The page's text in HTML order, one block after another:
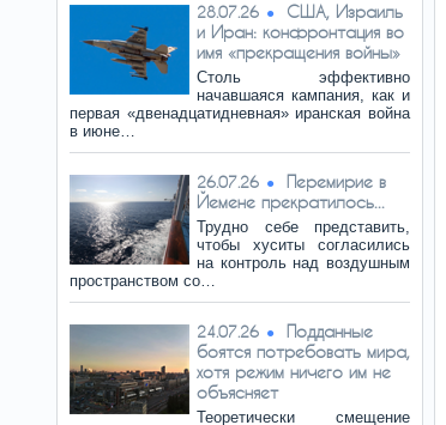
28.07.26
США, Израиль
и Иран: конфронтация во
имя «прекращения войны»
Столь эффективно
начавшаяся кампания, как и
первая «двенадцатидневная» иранская война
в июне…
26.07.26
Перемирие в
Йемене прекратилось...
Трудно себе представить,
чтобы хуситы согласились
на контроль над воздушным
пространством со…
24.07.26
Подданные
боятся потребовать мира,
хотя режим ничего им не
объясняет
Теоретически смещение